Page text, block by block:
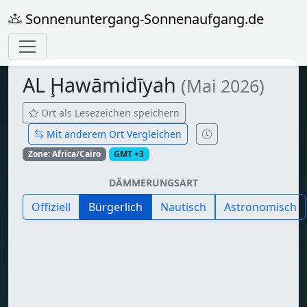
Sonnenuntergang-Sonnenaufgang.de
AL Ḩawāmidīyah (Mai 2026)
Ort als Lesezeichen speichern
Mit anderem Ort Vergleichen
Zone: Africa/Cairo GMT +3
DÄMMERUNGSART
Offiziell Bürgerlich Nautisch Astronomisch